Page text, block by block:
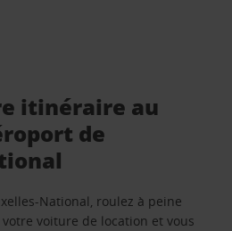
itinéraire au
de
National, roulez à peine
voiture de location et vous